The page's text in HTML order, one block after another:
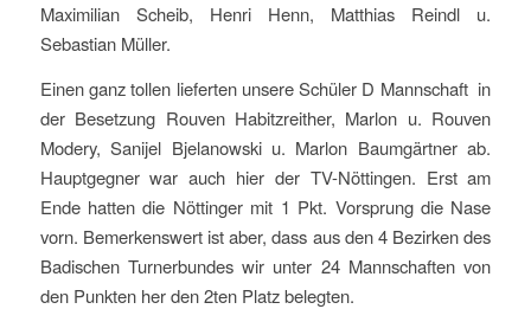
Maximilian Scheib, Henri Henn, Matthias Reindl u.
Sebastian Müller.
Einen ganz tollen lieferten unsere Schüler D Mannschaft in
der Besetzung Rouven Habitzreither, Marlon u. Rouven
Modery, Sanijel Bjelanowski u. Marlon Baumgärtner ab.
Hauptgegner war auch hier der TV-Nöttingen. Erst am
Ende hatten die Nöttinger mit 1 Pkt. Vorsprung die Nase
vorn. Bemerkenswert ist aber, dass aus den 4 Bezirken des
Badischen Turnerbundes wir unter 24 Mannschaften von
den Punkten her den 2ten Platz belegten.